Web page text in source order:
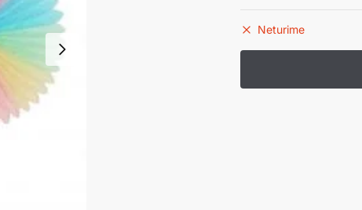
Neturime